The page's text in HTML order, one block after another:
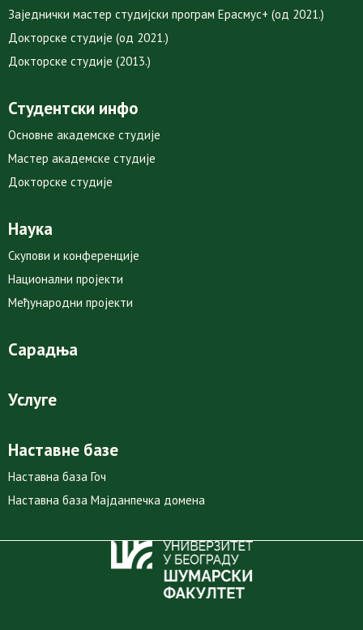
Заједнички мастер студијски програм Ерасмус+ (од 2021.)
Докторске студије (од 2021.)
Докторске студије (2013.)
Студентски инфо
Основне академске студије
Мастер академске студије
Докторске студије
Наука
Скупови и конференције
Национални пројекти
Међународни пројекти
Сарадња
Услуге
Наставне базе
Наставна база Гоч
Наставна база Мајданпечка домена